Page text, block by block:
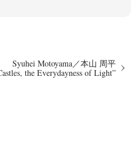
Syuhei Motoyama／本山 周平
the Everydayness of Light”